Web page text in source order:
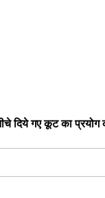
दिये गए कूट का